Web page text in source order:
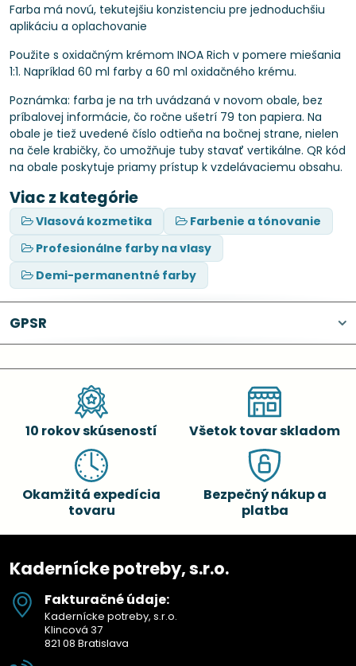
Farba má novú, tekutejšiu konzistenciu pre jednoduchšiu
aplikáciu a oplachovanie
Použite s oxidačným krémom INOA Rich v pomere miešania
1:1. Napríklad 60 ml farby a 60 ml oxidačného krému.
Poznámka: farba je na trh uvádzaná v novom obale, bez
príbalovej informácie, čo ročne ušetrí 79 ton papiera. Na
obale je tiež uvedené číslo odtieňa na bočnej strane, nielen
na čele krabičky, čo umožňuje tuby stavať vertikálne. QR kód
na obale poskytuje priamy prístup k vzdelávaciemu obsahu.
Viac z kategórie
Vlasová kozmetika
Farbenie a tónovanie
Profesionálne farby na vlasy
Demi-permanentné farby
GPSR
10 rokov skúseností Všetok tovar skladom
Okamžitá expedícia
tovaru
Bezpečný nákup a
platba
Kadernícke potreby, s.r.o.
Fakturačné údaje:
Kadernícke potreby, s.r.o.
Klincová 37
821 08 Bratislava